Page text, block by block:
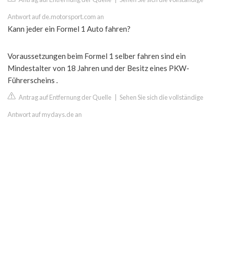
Antwort auf de.motorsport.com an
Kann jeder ein Formel 1 Auto fahren?
Voraussetzungen beim Formel 1 selber fahren sind ein
Mindestalter von 18 Jahren und der Besitz eines PKW-
Führerscheins .
Antrag auf Entfernung der Quelle Sehen Sie sich die vollständige
Antwort auf mydays.de an